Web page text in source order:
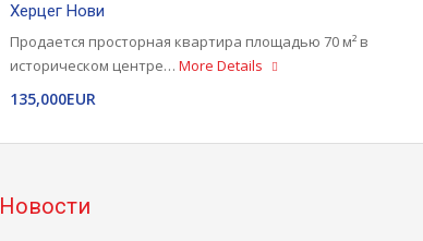
Херцег Нови
Продается просторная квартира площадью 70 м² в
историческом центре…More Details
135,000EUR
Новости